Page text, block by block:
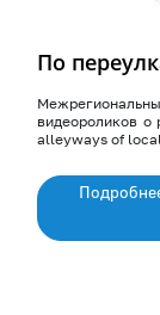
По
видеороликов
alleyways of